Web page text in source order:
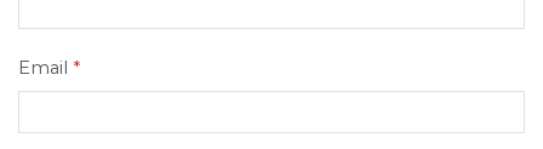
Email *